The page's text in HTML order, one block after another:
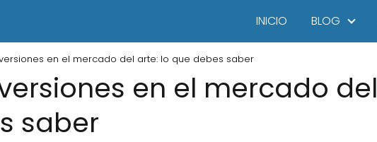
INICIO BLOG
en el mercado del arte: lo que debes saber
en el mercado del
saber